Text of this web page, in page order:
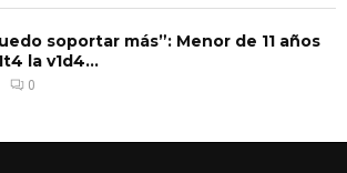
soportar más”: Menor de 11 años
la v1d4...
0